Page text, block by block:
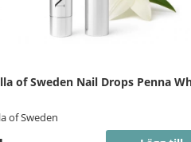
of Sweden Nail Drops Penna
of Sweden